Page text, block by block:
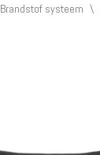
Brandstof systeem \